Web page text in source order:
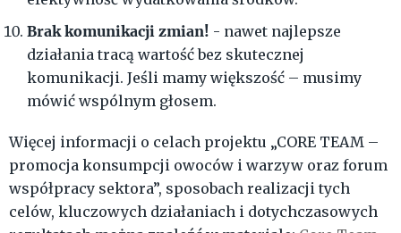
Brak komunikacji zmian! - nawet najlepsze
działania tracą wartość bez skutecznej
komunikacji. Jeśli mamy większość – musimy
mówić wspólnym głosem.
Więcej informacji o celach projektu „CORE TEAM –
promocja konsumpcji owoców i warzyw oraz forum
współpracy sektora”, sposobach realizacji tych
celów, kluczowych działaniach i dotychczasowych